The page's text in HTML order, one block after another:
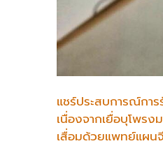
แชร์ประสบการณ์กา
เนื่องจากเยื่อบุโพร
เสื่อมด้วยแพทย์แผน